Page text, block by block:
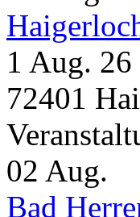
1 Aug. 26
72401
02 Aug.
Bad